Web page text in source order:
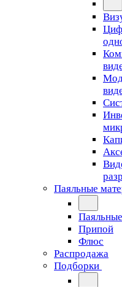
Паяльные
Припой
Флюс
Распродажа
Подборки